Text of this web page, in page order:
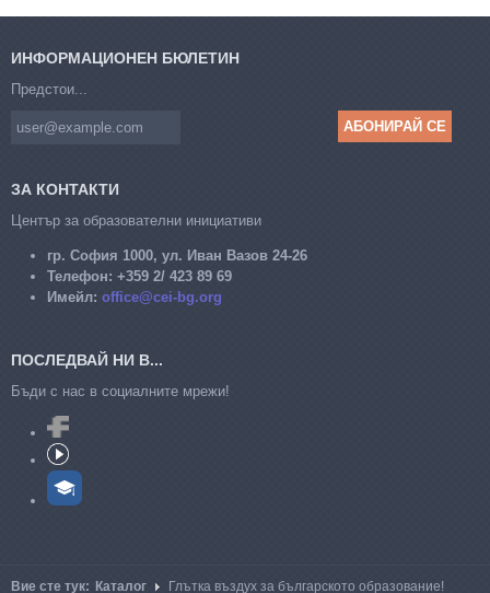
ИНФОРМАЦИОНЕН БЮЛЕТИН
Предстои...
ЗА КОНТАКТИ
Център за образователни инициативи
гр. София 1000, ул. Иван Вазов 24-26
Телефон: +359 2/ 423 89 69
Имейл: office@cei-bg.org
ПОСЛЕДВАЙ НИ В...
Бъди с нас в социалните мрежи!
Вие сте тук: Каталог Глътка въздух за българското образование!